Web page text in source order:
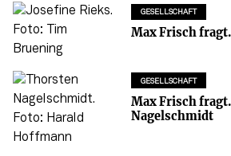
GESELLSCHAFT
Max Frisch
GESELLSCHAFT
Max Frisch
Nagelschmidt